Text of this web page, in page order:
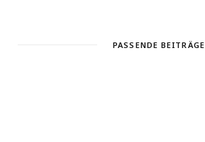
PASSENDE BEITRÄGE